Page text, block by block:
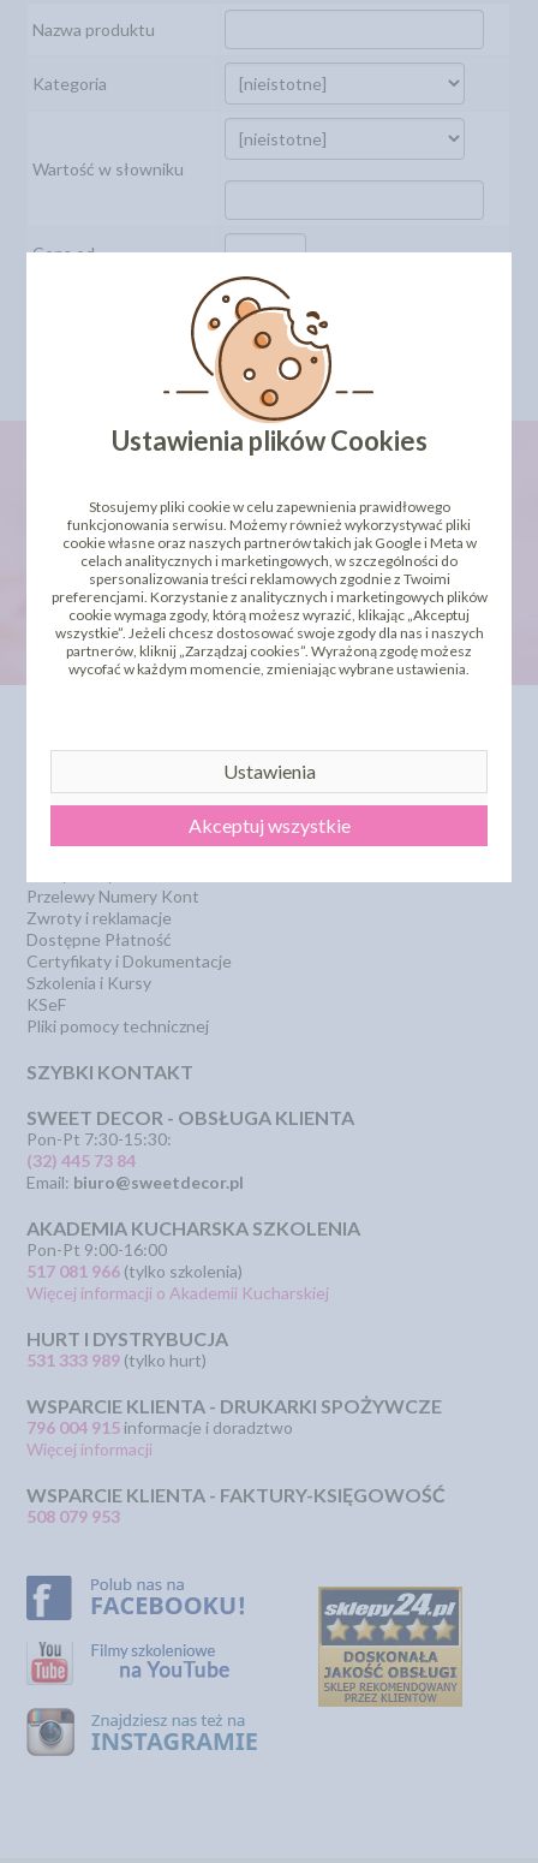
Nazwa produktu
Kategoria
Wartość w słowniku
Cena od
Szukaj
newsletter
Dostawa i koszty wysyłki
Regulamin
Odbiór osobisty
Przelewy Numery Kont
Zwroty i reklamacje
Dostępne Płatność
Certyfikaty i Dokumentacje
Szkolenia i Kursy
KSeF
Pliki pomocy technicznej
Dla Biznesu
Szkolenia i kursy
Bestseller
Polecamy
Sklepy partnerskie
SZYBKI KONTAKT
SWEET DECOR - OBSŁUGA KLIENTA
Pon-Pt 7:30-15:30:
(32) 445 73 84
Email: biuro@sweetdecor.pl
AKADEMIA KUCHARSKA SZKOLENIA
Pon-Pt 9:00-16:00
517 081 966 (tylko szkolenia)
Więcej informacji o Akademii Kucharskiej
HURT I DYSTRYBUCJA
531 333 989 (tylko hurt)
WSPARCIE KLIENTA - DRUKARKI SPOŻYWCZE
796 004 915 informacje i doradztwo
Więcej informacji
WSPARCIE KLIENTA - FAKTURY-KSIĘGOWOŚĆ
508 079 953
Ustawienia plików Cookies
Stosujemy pliki cookie w celu zapewnienia prawidłowego
funkcjonowania serwisu. Możemy również wykorzystywać pliki
cookie własne oraz naszych partnerów takich jak Google i Meta w
celach analitycznych i marketingowych, w szczególności do
spersonalizowania treści reklamowych zgodnie z Twoimi
preferencjami. Korzystanie z analitycznych i marketingowych plików
cookie wymaga zgody, którą możesz wyrazić, klikając „Akceptuj
wszystkie”. Jeżeli chcesz dostosować swoje zgody dla nas i naszych
partnerów, kliknij „Zarządzaj cookies”. Wyrażoną zgodę możesz
wycofać w każdym momencie, zmieniając wybrane ustawienia.
Ustawienia
Akceptuj wszystkie